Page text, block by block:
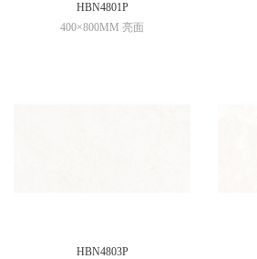
HBN4801P
400×800MM 亮面
HBN4803P